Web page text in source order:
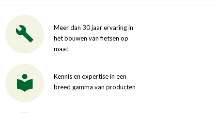
Meer dan 30 jaar ervaring in
het bouwen van fietsen op
maat
Kennis en expertise in een
breed gamma van producten